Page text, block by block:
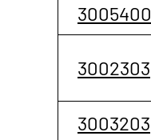
3005400
3002303
3003203